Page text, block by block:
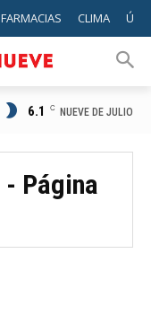
FARMACIAS CLIMA
6.1 C NUEVE DE JULIO
- Página